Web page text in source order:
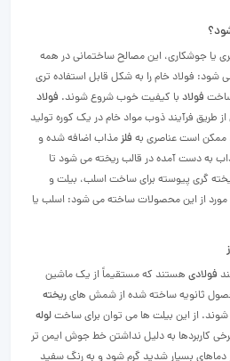
یا جوشکاری، این مصالح ساختمانی در همه
شود: فولاد خام را به شکل قابل استفاده تری
ساخت فولاد با کیفیت خوب شروع شوند. فولاد
طریق فرآیند ذوب مواد خام در یک کوره تولید
ممکن است عناصری به فلزمذاب اضافه شده و
به دست آمده در قالب ریخته می شود تا
گری پیوسته برای ساخت اسلب، بیلت و
مورد از این محصولات ساخته می شود: اسلب یا
فولادی هستند که مستقیماً از یک ماشین
ثانویه ساخته شده از شمش هایریخته
از این بیلت ها می توان برای ساختلوله
کاربردها به دلیل نداشتن خط جوش ایمن تر
بسیار شدید گرم شود و به رنگ سفید